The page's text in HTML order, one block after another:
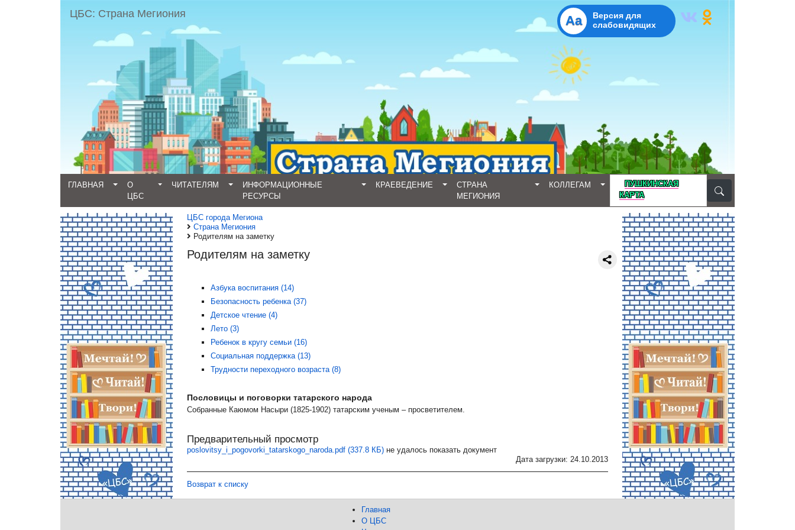
ЦБС: Страна Мегиония Aa
Версия для
слабовидящих
ГЛАВНАЯ
О
ЦБС
ЧИТАТЕЛЯМ
ИНФОРМАЦИОННЫЕ
РЕСУРСЫ
КРАЕВЕДЕНИЕ
СТРАНА
МЕГИОНИЯ
КОЛЛЕГАМ DПУШКИНСКАЯ
КАРТА
ЦБС города Мегиона
Страна Мегиония
Родителям на заметку
Родителям на заметку
Азбука воспитания (14)
Безопасность ребенка (37)
Детское чтение (4)
Лето (3)
Ребенок в кругу семьи (16)
Социальная поддержка (13)
Трудности переходного возраста (8)
Пословицы и поговорки татарского народа
Собранные Каюмом Насыри (1825-1902) татарским ученым – просветителем.
Предварительный просмотр
poslovitsy_i_pogovorki_tatarskogo_naroda.pdf (337.8 КБ) не удалось показать документ
Дата загрузки: 24.10.2013
Возврат к списку
Главная
О ЦБС